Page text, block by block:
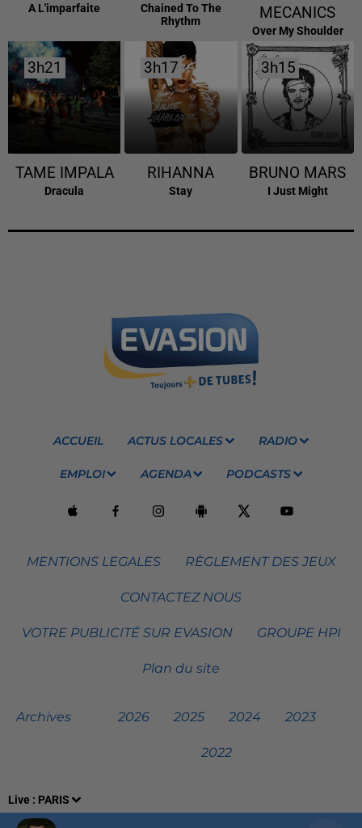
Live : PARIS
A L'imparfaite
Chained To The
Rhythm
MECANICS
Over My Shoulder
3h21
3h21
TAME IMPALA
Dracula
3h17
3h17
RIHANNA
Stay
3h15
3h15
BRUNO MARS
I Just Might
ACCUEIL ACTUS LOCALES RADIO
EMPLOI AGENDA PODCASTS
MENTIONS LEGALES RÈGLEMENT DES JEUX
CONTACTEZ NOUS
VOTRE PUBLICITÉ SUR EVASION GROUPE HPI
Plan du site
Archives 2026 2025 2024 2023
2022